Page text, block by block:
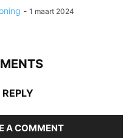
- 1 maart 2024
A COMMENT